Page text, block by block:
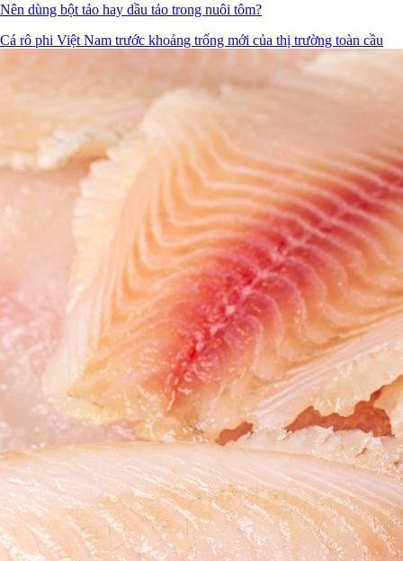
Nên dùng bột tảo hay dầu tảo trong nuôi tôm?
Cá rô phi Việt Nam trước khoảng trống mới của thị trường toàn cầu